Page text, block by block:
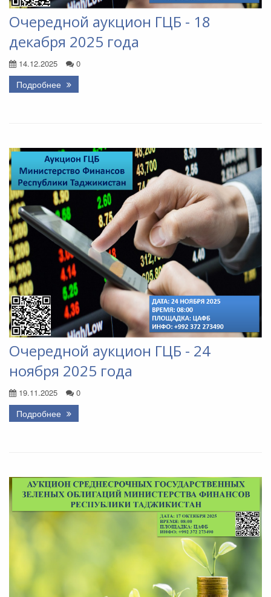
Очередной аукцион ГЦБ - 18
декабря 2025 года
14.12.2025 0
Подробнее
Очередной аукцион ГЦБ - 24
ноября 2025 года
19.11.2025 0
Подробнее